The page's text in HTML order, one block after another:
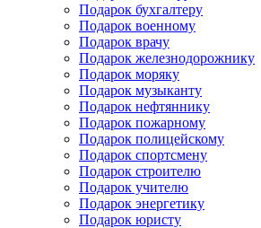
Подарок бухгалтеру
Подарок военному
Подарок врачу
Подарок железнодорожнику
Подарок моряку
Подарок музыканту
Подарок нефтяннику
Подарок пожарному
Подарок полицейскому
Подарок спортсмену
Подарок строителю
Подарок учителю
Подарок энергетику
Подарок юристу